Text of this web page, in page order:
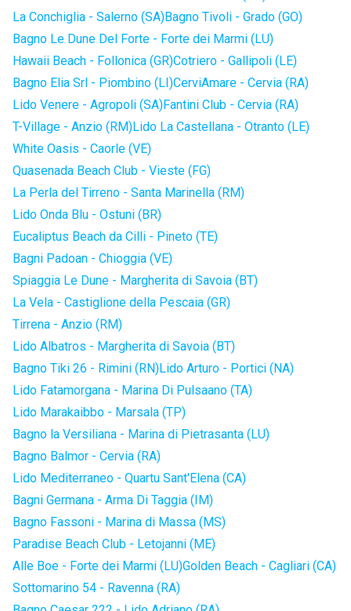
La Conchiglia - Salerno (SA)Bagno Tivoli - Grado (GO)
Bagno Le Dune Del Forte - Forte dei Marmi (LU)
Hawaii Beach - Follonica (GR)Cotriero - Gallipoli (LE)
Bagno Elia Srl - Piombino (LI)CerviAmare - Cervia (RA)
Lido Venere - Agropoli (SA)Fantini Club - Cervia (RA)
T-Village - Anzio (RM)Lido La Castellana - Otranto (LE)
White Oasis - Caorle (VE)
Quasenada Beach Club - Vieste (FG)
La Perla del Tirreno - Santa Marinella (RM)
Lido Onda Blu - Ostuni (BR)
Eucaliptus Beach da Cilli - Pineto (TE)
Bagni Padoan - Chioggia (VE)
Spiaggia Le Dune - Margherita di Savoia (BT)
La Vela - Castiglione della Pescaia (GR)
Tirrena - Anzio (RM)
Lido Albatros - Margherita di Savoia (BT)
Bagno Tiki 26 - Rimini (RN)Lido Arturo - Portici (NA)
Lido Fatamorgana - Marina Di Pulsaano (TA)
Lido Marakaibbo - Marsala (TP)
Bagno la Versiliana - Marina di Pietrasanta (LU)
Bagno Balmor - Cervia (RA)
Lido Mediterraneo - Quartu Sant'Elena (CA)
Bagni Germana - Arma Di Taggia (IM)
Bagno Fassoni - Marina di Massa (MS)
Paradise Beach Club - Letojanni (ME)
Alle Boe - Forte dei Marmi (LU)Golden Beach - Cagliari (CA)
Sottomarino 54 - Ravenna (RA)